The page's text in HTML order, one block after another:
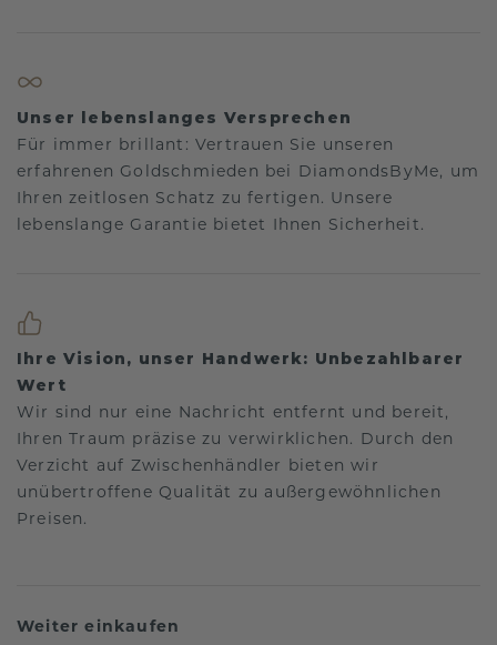
Unser lebenslanges Versprechen
Für immer brillant: Vertrauen Sie unseren
erfahrenen Goldschmieden bei DiamondsByMe, um
Ihren zeitlosen Schatz zu fertigen. Unsere
lebenslange Garantie bietet Ihnen Sicherheit.
Ihre Vision, unser Handwerk: Unbezahlbarer
Wert
Wir sind nur eine Nachricht entfernt und bereit,
Ihren Traum präzise zu verwirklichen. Durch den
Verzicht auf Zwischenhändler bieten wir
unübertroffene Qualität zu außergewöhnlichen
Preisen.
Weiter einkaufen